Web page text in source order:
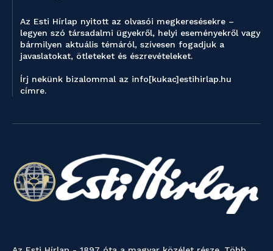
Az Esti Hírlap nyitott az olvasói megkeresésekre –
legyen szó társadalmi ügyekről, helyi eseményekről vagy
bármilyen aktuális témáról, szívesen fogadjuk a
javaslatokat, ötleteket és észrevételeket.
Írj nekünk bizalommal az info[kukac]estihirlap.hu
címre.